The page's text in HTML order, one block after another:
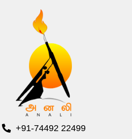
+91-74492 22499